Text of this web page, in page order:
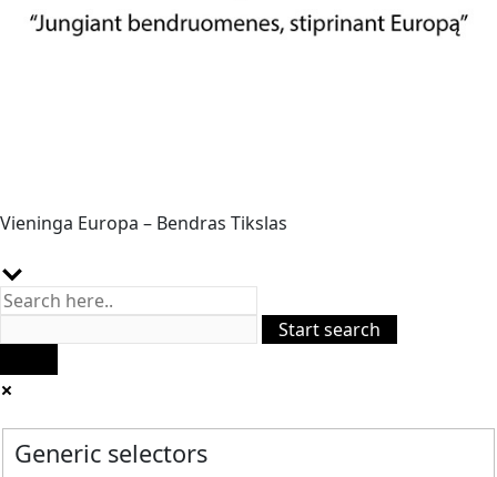
Vieninga Europa – Bendras Tikslas
Generic selectors